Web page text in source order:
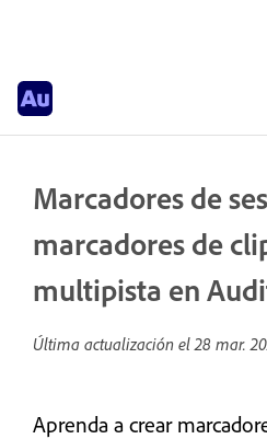
Marcadores de
marcadores de
multipista en
Última actualización el28 mar.
Aprenda a crear